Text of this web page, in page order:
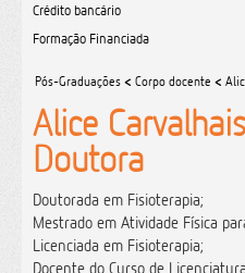
Crédito bancário
Formação Financiada
Pós-Graduações < Corpo docente <
Alice
Doutora
Doutorada em Fisioterapia;
Mestrado em Atividade Física
Licenciada em Fisioterapia;
Docente do Curso de Licenciatura